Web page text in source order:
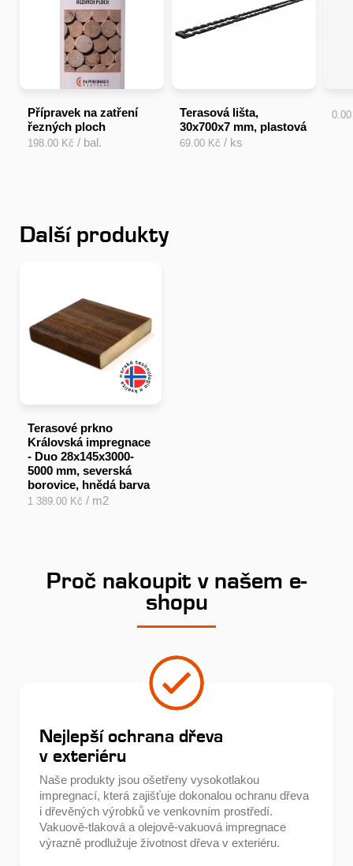
Přípravek na zatření
řezných ploch
198.00 Kč / bal.
Terasová lišta,
30x700x7 mm, plastová
69.00 Kč / ks
Další produkty
Terasové prkno
Královská impregnace
- Duo 28x145x3000-
5000 mm, severská
borovice, hnědá barva
1 389.00 Kč / m2
Proč nakoupit v našem e-
shopu
Nejlepší ochrana dřeva
v exteriéru
Naše produkty jsou ošetřeny vysokotlakou
impregnací, která zajišťuje dokonalou ochranu dřeva
i dřevěných výrobků ve venkovním prostředí.
Vakuově-tlaková a olejově-vakuová impregnace
výrazně prodlužuje životnost dřeva v exteriéru.